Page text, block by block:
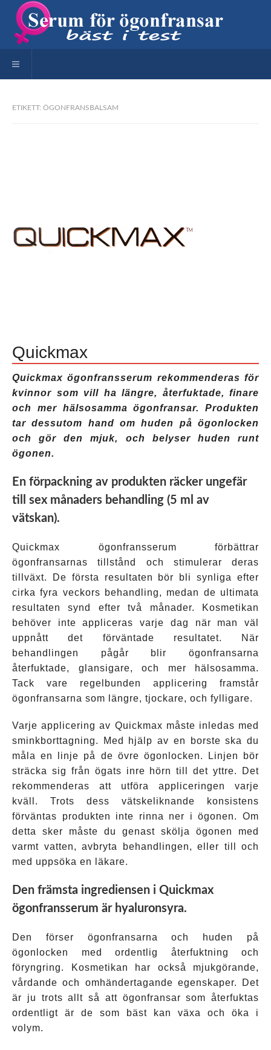
Toggle navigation
ETIKETT: ÖGONFRANSBALSAM
Quickmax
Quickmax ögonfransserum rekommenderas för
kvinnor som vill ha längre, återfuktade, finare
och mer hälsosamma ögonfransar. Produkten
tar dessutom hand om huden på ögonlocken
och gör den mjuk, och belyser huden runt
ögonen.
En förpackning av produkten räcker ungefär
till sex månaders behandling (5 ml av
vätskan).
Quickmax ögonfransserum förbättrar
ögonfransarnas tillstånd och stimulerar deras
tillväxt. De första resultaten bör bli synliga efter
cirka fyra veckors behandling, medan de ultimata
resultaten synd efter två månader. Kosmetikan
behöver inte appliceras varje dag när man väl
uppnått det förväntade resultatet. När
behandlingen pågår blir ögonfransarna
återfuktade, glansigare, och mer hälsosamma.
Tack vare regelbunden applicering framstår
ögonfransarna som längre, tjockare, och fylligare.
Varje applicering av Quickmax måste inledas med
sminkborttagning. Med hjälp av en borste ska du
måla en linje på de övre ögonlocken. Linjen bör
sträcka sig från ögats inre hörn till det yttre. Det
rekommenderas att utföra appliceringen varje
kväll. Trots dess vätskeliknande konsistens
förväntas produkten inte rinna ner i ögonen. Om
detta sker måste du genast skölja ögonen med
varmt vatten, avbryta behandlingen, eller till och
med uppsöka en läkare.
Den främsta ingrediensen i Quickmax
ögonfransserum är hyaluronsyra.
Den förser ögonfransarna och huden på
ögonlocken med ordentlig återfuktning och
föryngring. Kosmetikan har också mjukgörande,
vårdande och omhändertagande egenskaper. Det
är ju trots allt så att ögonfransar som återfuktas
ordentligt är de som bäst kan växa och öka i
volym.